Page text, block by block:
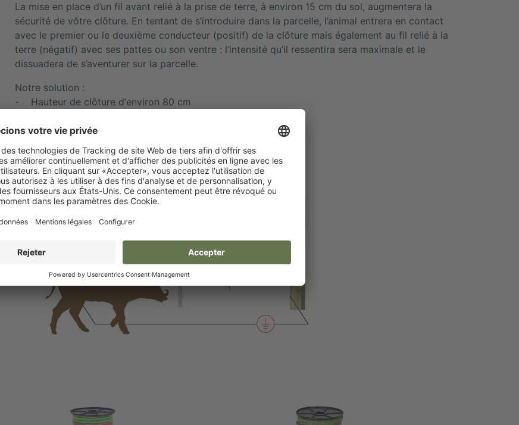
La mise en place d’un fil avant relié à la prise de terre, à environ 15 cm du sol, augmentera la
sécurité de vôtre clôture. En tentant de s’introduire dans la parcelle, l’animal entrera en contact
avec le premier ou le deuxième conducteur (positif) de la clôture mais également au fil relié à la
terre (négatif) avec ses pattes ou son ventre : l’intensité qu’il ressentira sera maximale et le
dissuadera de s’aventurer sur la parcelle.
Notre solution :
- Hauteur de clôture d‘environ 80 cm
- Piquets de ligne Titan
- 1 fil avant, avec la mise à la terre
- Accessoires de montage simplifiés